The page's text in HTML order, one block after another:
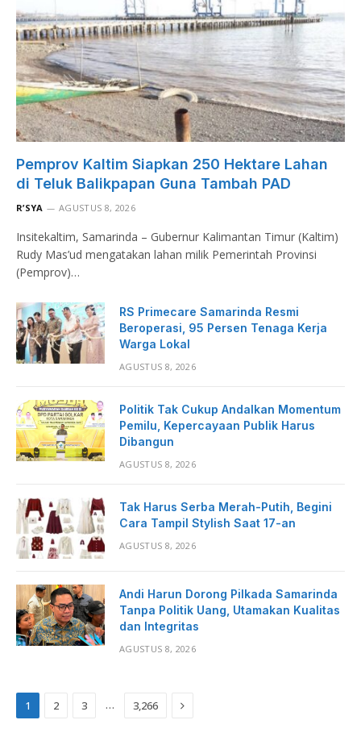
Pemprov Kaltim Siapkan 250 Hektare Lahan
di Teluk Balikpapan Guna Tambah PAD
R’SYA AGUSTUS 8, 2026
Insitekaltim, Samarinda – Gubernur Kalimantan Timur (Kaltim)
Rudy Mas’ud mengatakan lahan milik Pemerintah Provinsi
(Pemprov)…
RS Primecare Samarinda Resmi
Beroperasi, 95 Persen Tenaga Kerja
Warga Lokal
AGUSTUS 8, 2026
Politik Tak Cukup Andalkan Momentum
Pemilu, Kepercayaan Publik Harus
Dibangun
AGUSTUS 8, 2026
Tak Harus Serba Merah-Putih, Begini
Cara Tampil Stylish Saat 17-an
AGUSTUS 8, 2026
Andi Harun Dorong Pilkada Samarinda
Tanpa Politik Uang, Utamakan Kualitas
dan Integritas
AGUSTUS 8, 2026
1 2 3 … 3,266 Next